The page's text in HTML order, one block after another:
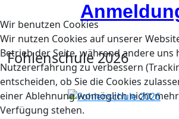
Fohlenschule 2026
Wir benutzen Cookies
Wir nutzen Cookies auf unserer
Betrieb der Seite, während andere uns
Nutzererfahrung zu verbessern
entscheiden, ob Sie die Cookies
einer Ablehnung womöglich nicht
Verfügung stehen.